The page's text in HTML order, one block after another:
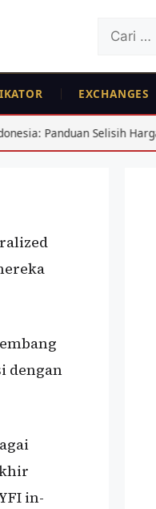
Cari
EXCHANGES
Harga BTC ETH
dengan
in-